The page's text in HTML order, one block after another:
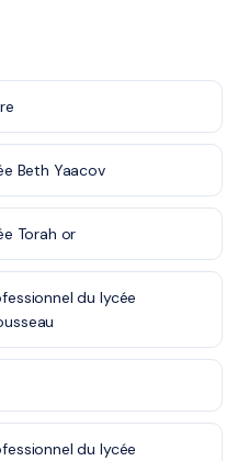
Beth Yaacov
Torah or
du lycée
du lycée